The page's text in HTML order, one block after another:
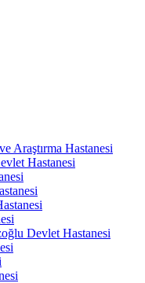
Araştırma Hastanesi
Hastanesi
Devlet Hastanesi